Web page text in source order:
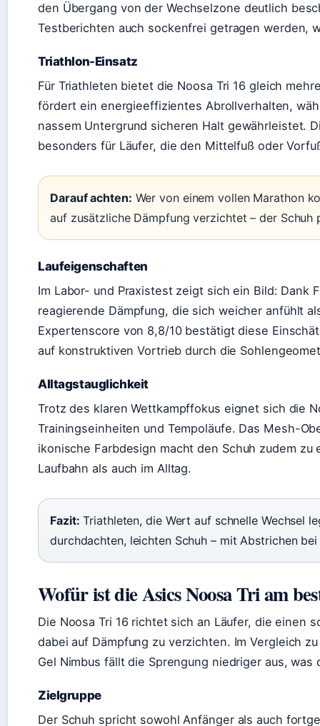
den Übergang von der Wechselzone deutlich
Testberichten auch sockenfrei getragen werden,
Triathlon-Einsatz
Für Triathleten bietet die Noosa Tri 16 gleich
fördert ein energieeffizientes Abrollverhalten,
nassem Untergrund sicheren Halt gewährleistet.
besonders für Läufer, die den Mittelfuß oder
Darauf achten: Wer von einem vollen Marathon
auf zusätzliche Dämpfung verzichtet – der
Laufeigenschaften
Im Labor- und Praxistest zeigt sich ein Bild: Dank
reagierende Dämpfung, die sich weicher anfühlt
Expertenscore von 8,8/10 bestätigt diese
auf konstruktiven Vortrieb durch die
Alltagstauglichkeit
Trotz des klaren Wettkampffokus eignet sich die
Trainingseinheiten und Tempoläufe. Das Mesh-
ikonische Farbdesign macht den Schuh zudem zu
Laufbahn als auch im Alltag.
Fazit: Triathleten, die Wert auf schnelle Wechsel
durchdachten, leichten Schuh – mit Abstrichen
Wofür ist die Asics Noosa Tri am
Die Noosa Tri 16 richtet sich an Läufer, die einen
dabei auf Dämpfung zu verzichten. Im Vergleich
Gel Nimbus fällt die Sprengung niedriger aus,
Zielgruppe
Der Schuh spricht sowohl Anfänger als auch